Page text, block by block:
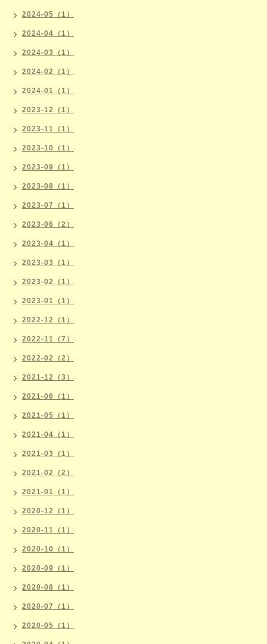
2024-05（1）
2024-04（1）
2024-03（1）
2024-02（1）
2024-01（1）
2023-12（1）
2023-11（1）
2023-10（1）
2023-09（1）
2023-08（1）
2023-07（1）
2023-06（2）
2023-04（1）
2023-03（1）
2023-02（1）
2023-01（1）
2022-12（1）
2022-11（7）
2022-02（2）
2021-12（3）
2021-06（1）
2021-05（1）
2021-04（1）
2021-03（1）
2021-02（2）
2021-01（1）
2020-12（1）
2020-11（1）
2020-10（1）
2020-09（1）
2020-08（1）
2020-07（1）
2020-05（1）